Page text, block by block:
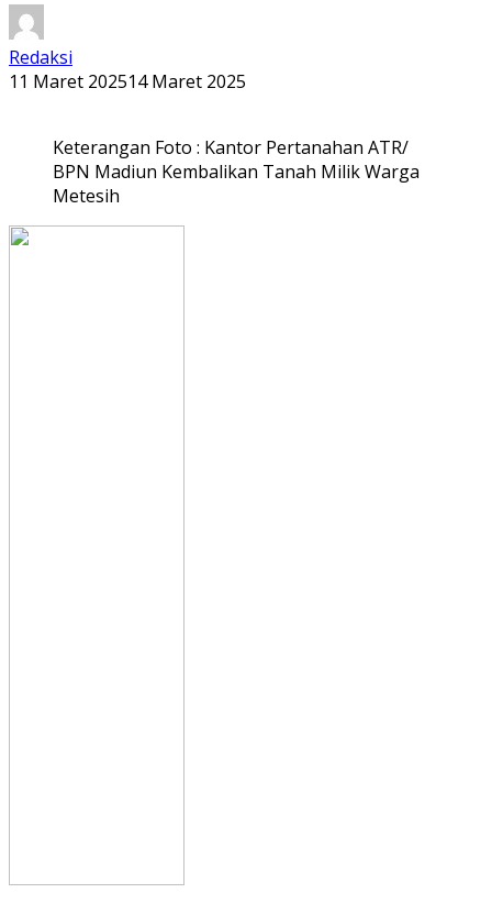
Redaksi
11 Maret 202514 Maret 2025
Keterangan Foto : Kantor Pertanahan ATR/
BPN Madiun Kembalikan Tanah Milik Warga
Metesih